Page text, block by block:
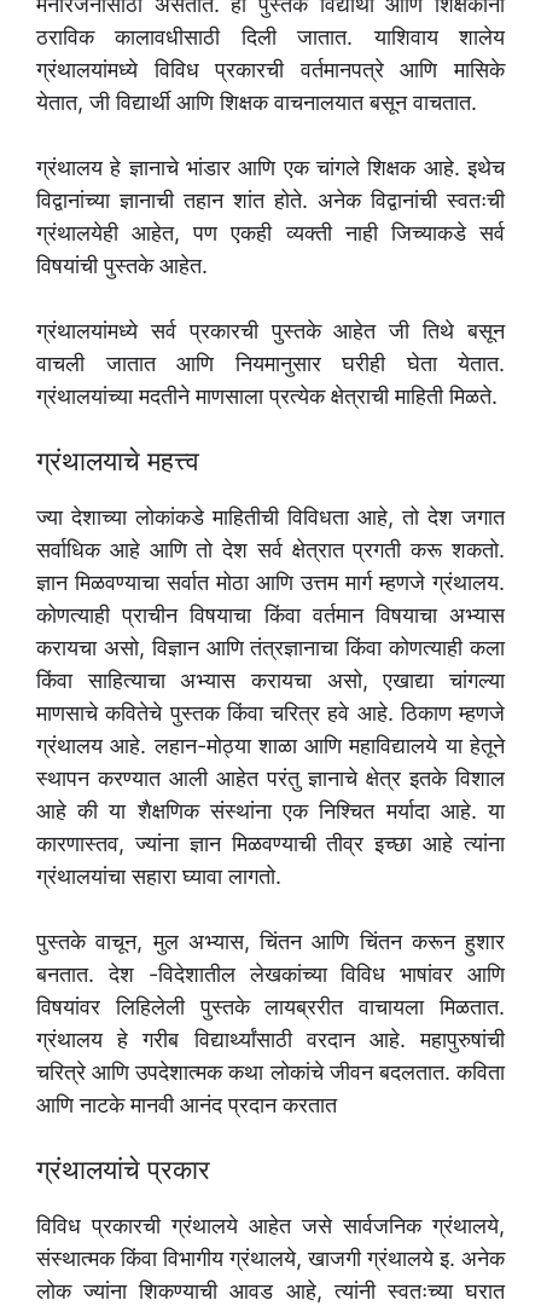
ठराविक कालावधीसाठी दिली जातात. याशिवाय शालेय
ग्रंथालयांमध्ये विविध प्रकारची वर्तमानपत्रे आणि मासिके
येतात, जी विद्यार्थी आणि शिक्षक वाचनालयात बसून वाचतात.
ग्रंथालय हे ज्ञानाचे भांडार आणि एक चांगले शिक्षक आहे. इथेच
विद्वानांच्या ज्ञानाची तहान शांत होते. अनेक विद्वानांची स्वतःची
ग्रंथालयेही आहेत, पण एकही व्यक्ती नाही जिच्याकडे सर्व
विषयांची पुस्तके आहेत.
ग्रंथालयांमध्ये सर्व प्रकारची पुस्तके आहेत जी तिथे बसून
वाचली जातात आणि नियमानुसार घरीही घेता येतात.
ग्रंथालयांच्या मदतीने माणसाला प्रत्येक क्षेत्राची माहिती मिळते.
ग्रंथालयाचे महत्त्व
ज्या देशाच्या लोकांकडे माहितीची विविधता आहे, तो देश जगात
सर्वाधिक आहे आणि तो देश सर्व क्षेत्रात प्रगती करू शकतो.
ज्ञान मिळवण्याचा सर्वात मोठा आणि उत्तम मार्ग म्हणजे ग्रंथालय.
कोणत्याही प्राचीन विषयाचा किंवा वर्तमान विषयाचा अभ्यास
करायचा असो, विज्ञान आणि तंत्रज्ञानाचा किंवा कोणत्याही कला
किंवा साहित्याचा अभ्यास करायचा असो, एखाद्या चांगल्या
माणसाचे कवितेचे पुस्तक किंवा चरित्र हवे आहे. ठिकाण म्हणजे
ग्रंथालय आहे. लहान-मोठ्या शाळा आणि महाविद्यालये या हेतूने
स्थापन करण्यात आली आहेत परंतु ज्ञानाचे क्षेत्र इतके विशाल
आहे की या शैक्षणिक संस्थांना एक निश्चित मर्यादा आहे. या
कारणास्तव, ज्यांना ज्ञान मिळवण्याची तीव्र इच्छा आहे त्यांना
ग्रंथालयांचा सहारा घ्यावा लागतो.
पुस्तके वाचून, मुल अभ्यास, चिंतन आणि चिंतन करून हुशार
बनतात. देश -विदेशातील लेखकांच्या विविध भाषांवर आणि
विषयांवर लिहिलेली पुस्तके लायब्ररीत वाचायला मिळतात.
ग्रंथालय हे गरीब विद्यार्थ्यांसाठी वरदान आहे. महापुरुषांची
चरित्रे आणि उपदेशात्मक कथा लोकांचे जीवन बदलतात. कविता
आणि नाटके मानवी आनंद प्रदान करतात
ग्रंथालयांचे प्रकार
विविध प्रकारची ग्रंथालये आहेत जसे सार्वजनिक ग्रंथालये,
संस्थात्मक किंवा विभागीय ग्रंथालये, खाजगी ग्रंथालये इ. अनेक
लोक ज्यांना शिकण्याची आवड आहे, त्यांनी स्वतःच्या घरात